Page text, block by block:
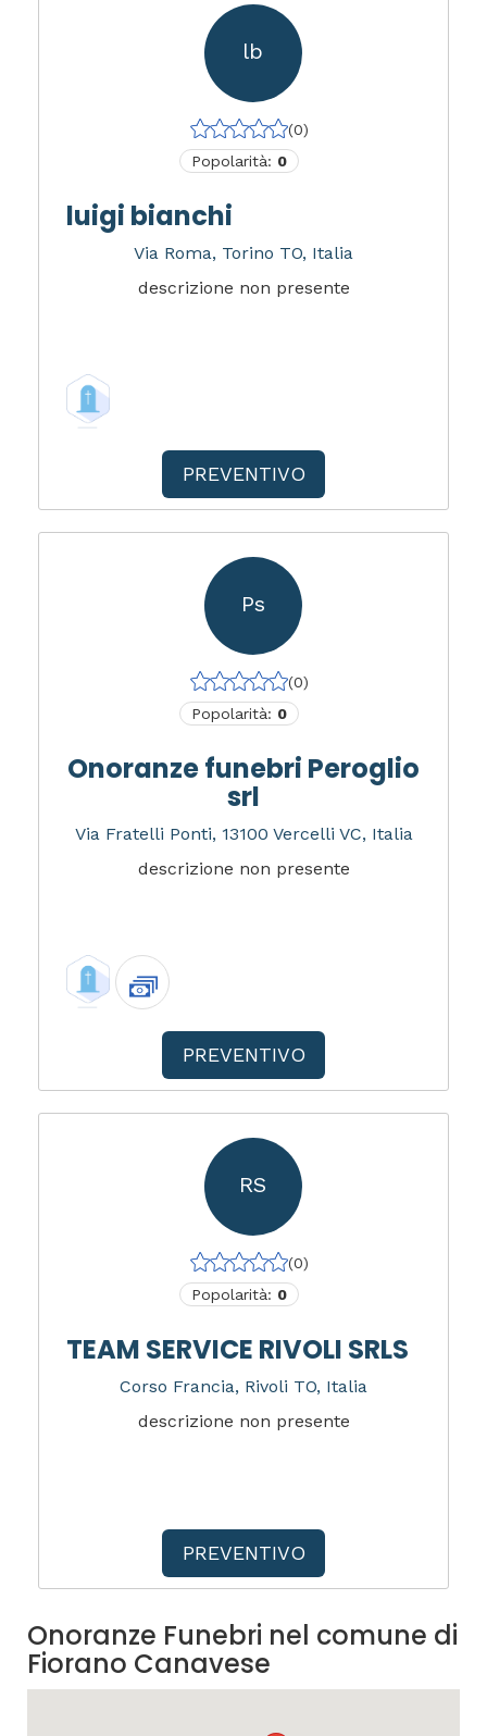
lb
(0)
Popolarità: 0
luigi bianchi
Via Roma, Torino TO, Italia
descrizione non presente
PREVENTIVO
Ps
(0)
Popolarità: 0
Onoranze funebri Peroglio
srl
Via Fratelli Ponti, 13100 Vercelli VC, Italia
descrizione non presente
PREVENTIVO
RS
(0)
Popolarità: 0
TEAM SERVICE RIVOLI SRLS
Corso Francia, Rivoli TO, Italia
descrizione non presente
PREVENTIVO
Onoranze Funebri nel comune di
Fiorano Canavese